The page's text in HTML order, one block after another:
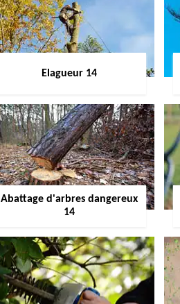
Elagueur 14
Abattage d'arbres dangereux
14